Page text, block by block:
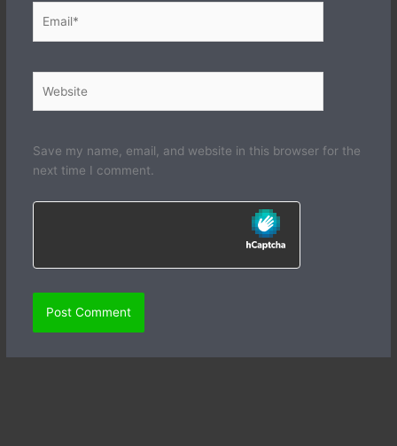
Save my name, email, and website in this browser for the
next time I comment.